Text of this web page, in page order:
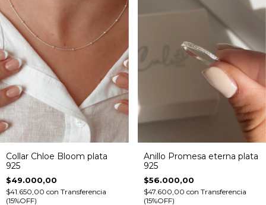
Collar Chloe Bloom plata
925
$49.000,00
$41.650,00 con Transferencia
(15%OFF)
Anillo Promesa eterna plata
925
$56.000,00
$47.600,00 con Transferencia
(15%OFF)